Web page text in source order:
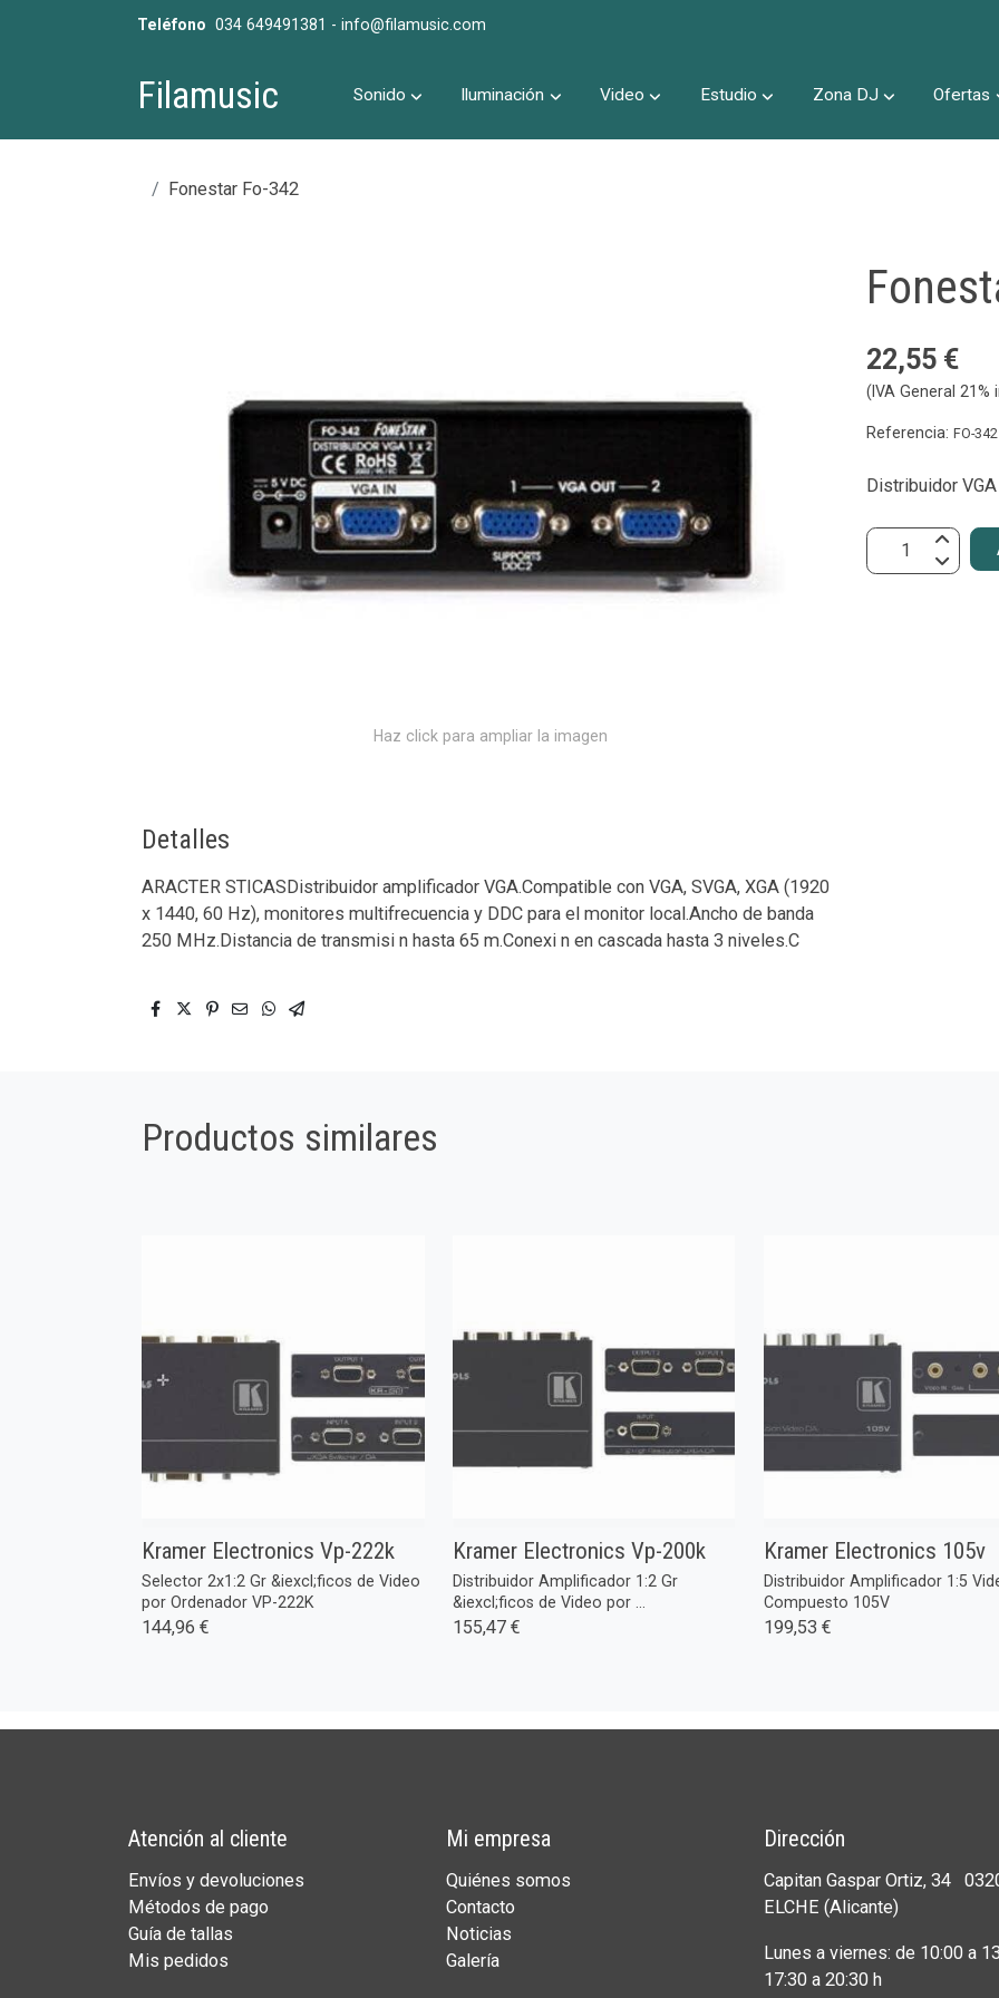
Teléfono 034 649491381 - info@filamusic.com
Filamusic Sonido Iluminación Video Estudio Zona DJ Ofertas
Fonestar Fo-342
Haz click para ampliar la imagen
Detalles
ARACTER STICASDistribuidor amplificador VGA.Compatible con VGA, SVGA, XGA (1920
x 1440, 60 Hz), monitores multifrecuencia y DDC para el monitor local.Ancho de banda
250 MHz.Distancia de transmisi n hasta 65 m.Conexi n en cascada hasta 3 niveles.C
22,55 €
(IVA General 21%
Referencia:FO-342
Distribuidor
Productos similares
Kramer Electronics Vp-222k
Selector 2x1:2 Gr &iexcl;ficos de Video
por Ordenador VP-222K
144,96 €
Kramer Electronics Vp-200k
Distribuidor Amplificador 1:2 Gr
&iexcl;ficos de Video por ...
155,47 €
Kramer Electronics 105v
Distribuidor Amplificador 1:5
Compuesto 105V
199,53 €
Atención al cliente
Envíos y devoluciones
Métodos de pago
Guía de tallas
Mis pedidos
Mi empresa
Quiénes somos
Contacto
Noticias
Galería
Dirección
Capitan Gaspar Ortiz, 34
ELCHE (Alicante)
Lunes a viernes: de 10:00 a
17:30 a 20:30 h